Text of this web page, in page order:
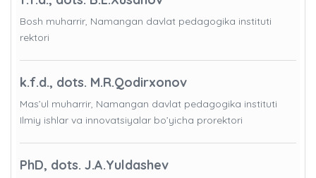
Bosh muharrir, Namangan davlat pedagogika instituti
rektori
k.f.d., dots. M.R.Qodirxonov
Mas’ul muharrir, Namangan davlat pedagogika instituti
Ilmiy ishlar va innovatsiyalar bo’yicha prorektori
PhD, dots. J.A.Yuldashev